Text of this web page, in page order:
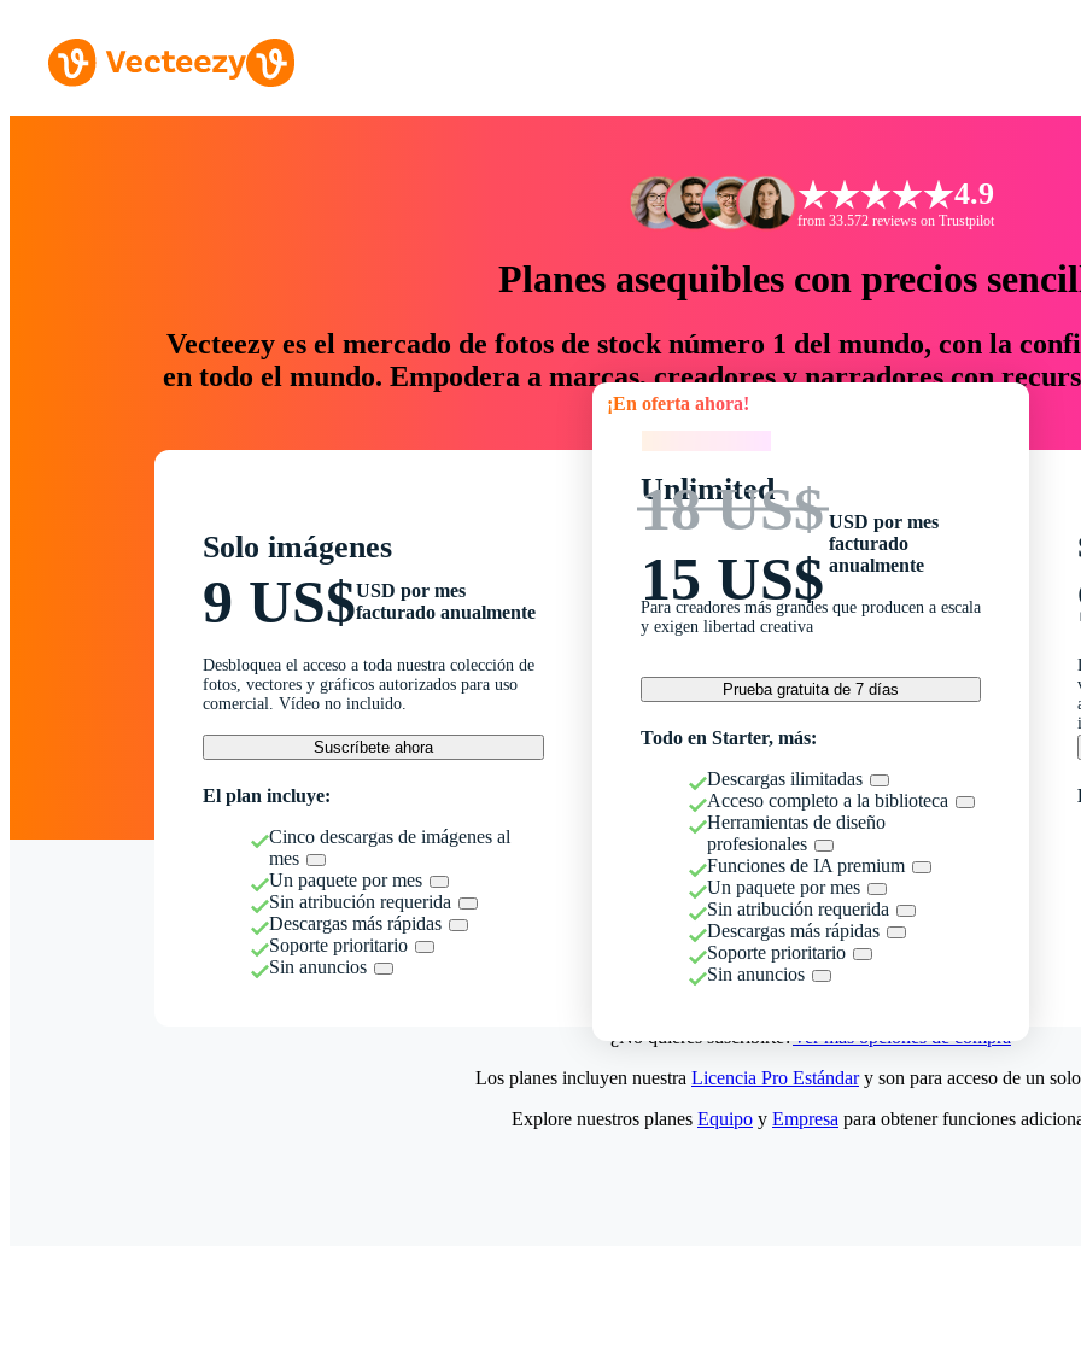
4.9
from 33.572 reviews on Trustpilot
Planes asequibles con precios
Vecteezy es el mercado de fotos de stock número 1 del mundo, con la
en todo el mundo. Empodera a marcas, creadores y narradores con
un 76 % en tiempo y presupuesto.
Solo imágenes
9 US$USD por mes
facturado anualmente
Desbloquea el acceso a toda nuestra colección de
fotos, vectores y gráficos autorizados para uso
comercial. Vídeo no incluido.
Suscríbete ahora
El plan incluye:
Cinco descargas de imágenes al
mes
Un paquete por mes
Sin atribución requerida
Descargas más rápidas
Soporte prioritario
Sin anuncios
¡En oferta ahora!
Unlimited
18 US$
15 US$
USD por mes
facturado
anualmente
Para creadores más grandes que producen a escala
y exigen libertad creativa
Prueba gratuita de 7 días
Todo en Starter, más:
Descargas ilimitadas
Acceso completo a la biblioteca
Herramientas de diseño
profesionales
Funciones de IA premium
Un paquete por mes
Sin atribución requerida
Descargas más rápidas
Soporte prioritario
Sin anuncios
¿No quieres suscribirte?Ver más opciones de compra
Los planes incluyen nuestra Licencia Pro Estándary son para acceso de un
Explore nuestros planes Equipo y Empresa para obtener funciones